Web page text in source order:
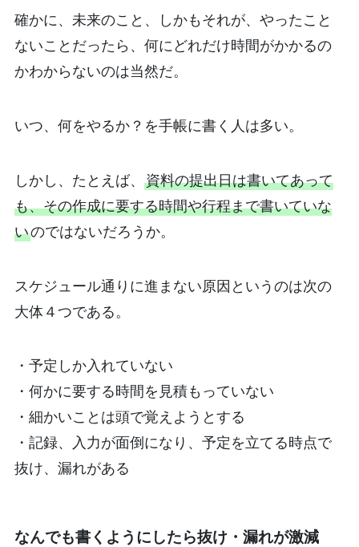
確かに、未来のこと、しかもそれが、やったこと
ないことだったら、何にどれだけ時間がかかるの
かわからないのは当然だ。
いつ、何をやるか？を手帳に書く人は多い。
しかし、たとえば、 資料の提出日は書いてあって
も、その作成に要する時間や行程まで書いていな
いのではないだろうか。
スケジュール通りに進まない原因というのは次の
大体４つである。
・予定しか入れていない
・何かに要する時間を見積もっていない
・細かいことは頭で覚えようとする
・記録、入力が面倒になり、予定を立てる時点で
抜け、漏れがある
なんでも書くようにしたら抜け・漏れが激減